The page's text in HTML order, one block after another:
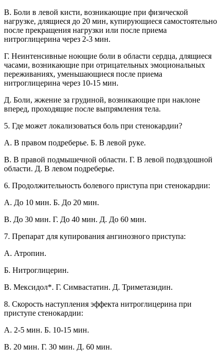
В. Боли в левой кисти, возникающие при физической
нагрузке, длящиеся до 20 мин, купирующиеся самостоятельно
после прекращения нагрузки или после приема
нитроглицерина через 2-3 мин.
Г. Неинтенсивные ноющие боли в области сердца, длящиеся
часами, возникающие при отрицательных эмоциональных
переживаниях, уменьшающиеся после приема
нитроглицерина через 10-15 мин.
Д. Боли, жжение за грудиной, возникающие при наклоне
вперед, проходящие после выпрямления тела.
5. Где может локализоваться боль при стенокардии?
A. В правом подреберье. Б. В левой руке.
B. В правой подмышечной области. Г. В левой подвздошной
области. Д. В левом подреберье.
6. Продолжительность болевого приступа при стенокардии:
A. До 10 мин. Б. До 20 мин.
B. До 30 мин. Г. До 40 мин. Д. До 60 мин.
7. Препарат для купирования ангинозного приступа:
A. Атропин.
Б. Нитроглицерин.
B. Мексидол*. Г. Симвастатин. Д. Триметазидин.
8. Скорость наступления эффекта нитроглицерина при
приступе стенокардии:
A. 2-5 мин. Б. 10-15 мин.
B. 20 мин. Г. 30 мин. Д. 60 мин.